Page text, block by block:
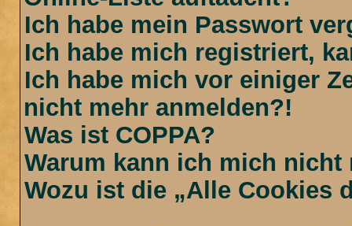
Ich habe mein Passwort
Ich habe mich registriert,
Ich habe mich vor einiger
nicht mehr anmelden?!
Was ist COPPA?
Warum kann ich mich nicht
Wozu ist die „Alle Cookies